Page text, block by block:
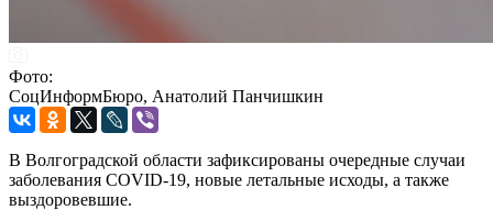
Фото:
СоцИнформБюро, Анатолий Панчишкин
В Волгоградской области зафиксированы очередные случаи
заболевания COVID-19, новые летальные исходы, а также
выздоровевшие.